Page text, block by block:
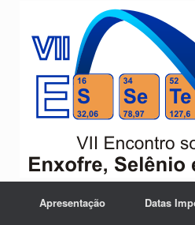
Apresentação Datas